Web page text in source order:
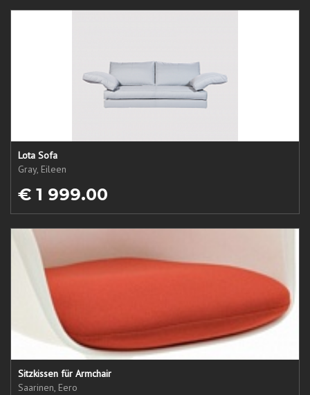
Lota Sofa
Gray, Eileen
€ 1 999.00
Sitzkissen für Armchair
Saarinen, Eero